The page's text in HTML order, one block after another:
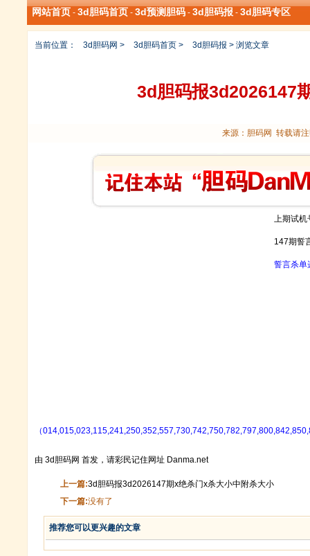
网站首页 - 3d胆码首页 - 3d预测胆码 - 3d胆码报 - 3d胆码专区
当前位置： 3d胆码网 > 3d胆码首页 > 3d胆码报 > 浏览文章
3d胆码报3d2026147
来源：胆码网 转载请
上期试机
147期誓
誓言杀单
（
由 3d胆码网 首发，请彩民记住网址 Danma.net
上一篇:3d胆码报3d2026147期x绝杀门x杀大小中附杀大小
下一篇:没有了
推荐您可以更兴趣的文章